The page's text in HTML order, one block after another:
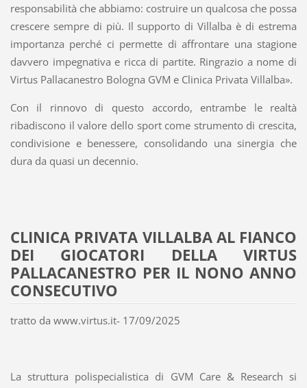
responsabilità che abbiamo: costruire un qualcosa che possa
crescere sempre di più. Il supporto di Villalba è di estrema
importanza perché ci permette di affrontare una stagione
davvero impegnativa e ricca di partite. Ringrazio a nome di
Virtus Pallacanestro Bologna GVM e Clinica Privata Villalba».
Con il rinnovo di questo accordo, entrambe le realtà
ribadiscono il valore dello sport come strumento di crescita,
condivisione e benessere, consolidando una sinergia che
dura da quasi un decennio.
CLINICA PRIVATA VILLALBA AL FIANCO
DEI GIOCATORI DELLA VIRTUS
PALLACANESTRO PER IL NONO ANNO
CONSECUTIVO
tratto da www.virtus.it- 17/09/2025
La struttura polispecialistica di GVM Care & Research si